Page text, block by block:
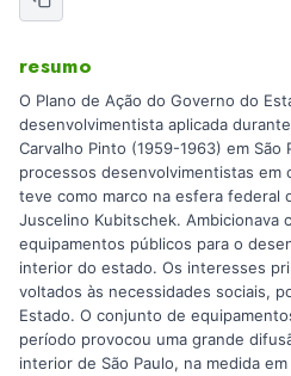
resumo
O Plano de Ação do Governo do
desenvolvimentista aplicada
Carvalho Pinto (1959-1963) em São
processos desenvolvimentistas em
teve como marco na esfera federal
Juscelino Kubitschek. Ambicionava
equipamentos públicos para o
interior do estado. Os interesses
voltados às necessidades sociais,
Estado. O conjunto de
período provocou uma grande
interior de São Paulo, na medida